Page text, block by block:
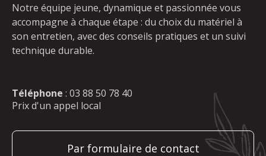
Notre équipe jeune, dynamique et passionnée vous
accompagne à chaque étape : du choix du matériel à
son entretien, avec des conseils pratiques et un suivi
technique durable.
Téléphone : 03 88 50 78 40
Prix d'un appel local
Par formulaire de contact